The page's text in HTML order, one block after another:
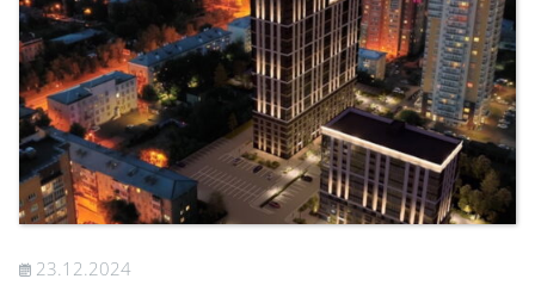
23.12.2024